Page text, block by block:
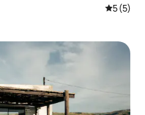
5 de
5 (5)